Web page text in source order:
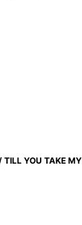
TILL YOU TAKE